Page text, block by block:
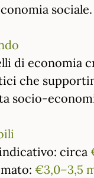
sociale.
di economia
che
socio-
circa
€3,0–3,5